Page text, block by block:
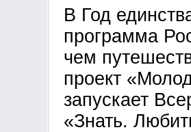
В Год
программа
чем
проект
запускает
«Знать.